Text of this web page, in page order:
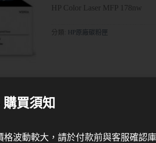
HP Color Laser MFP 178nw
分類: HP原廠碳粉匣
買須知
格波動較大，請於付款前與客服確認